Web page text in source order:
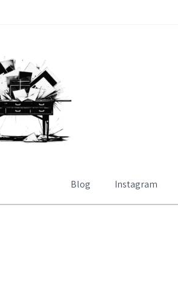
Blog Instagram